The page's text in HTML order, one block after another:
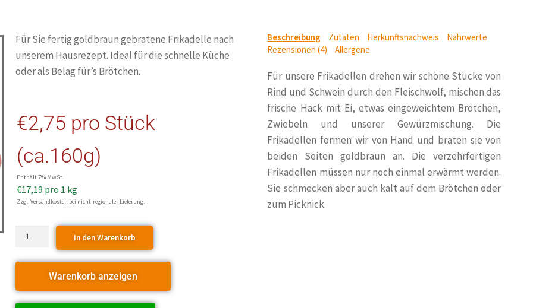
Für Sie fertig goldbraun gebratene Frikadelle nach
unserem Hausrezept. Ideal für die schnelle Küche
oder als Belag für’s Brötchen.
€2,75 pro Stück
(ca.160g)
Enthält 7% MwSt.
€17,19 pro 1 kg
Zzgl. Versandkosten bei nicht-regionaler Lieferung.
In den Warenkorb
Warenkorb anzeigen
Beschreibung Zutaten Herkunftsnachweis
Nährwerte
Rezensionen (4)
Allergene
Für unsere Frikadellen drehen wir schöne Stücke von
Rind und Schwein durch den Fleischwolf, mischen das
frische Hack mit Ei, etwas eingeweichtem Brötchen,
Zwiebeln und unserer Gewürzmischung. Die
Frikadellen formen wir von Hand und braten sie von
beiden Seiten goldbraun an. Die verzehrfertigen
Frikadellen müssen nur noch einmal erwärmt werden.
Sie schmecken aber auch kalt auf dem Brötchen oder
zum Picknick.